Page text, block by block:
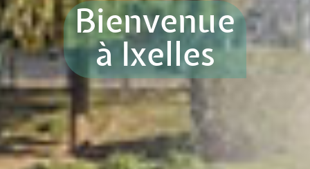
Bienvenue
à Ixelles